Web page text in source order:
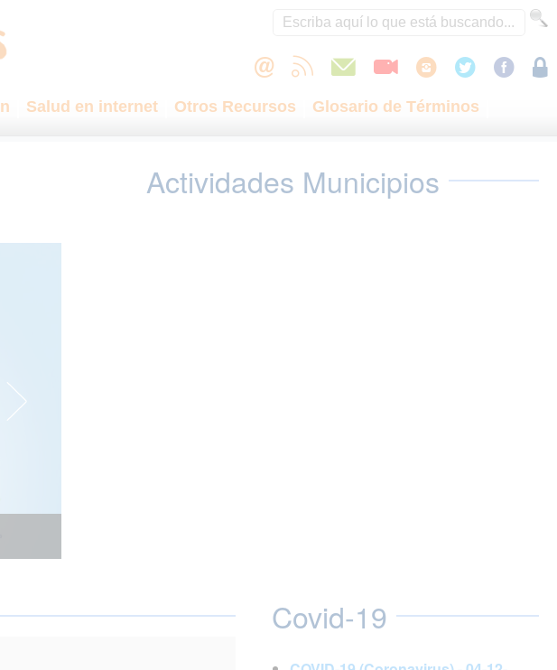
Salud en internet Otros Recursos
Glosario de Términos
Actividades Municipios
Covid-19